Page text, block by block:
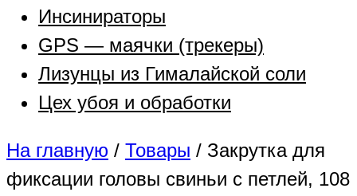
Инсинираторы
GPS — маячки (трекеры)
Лизунцы из Гималайской соли
Цех убоя и обработки
На главную / Товары / Закрутка для
фиксации головы свиньи с петлей, 108